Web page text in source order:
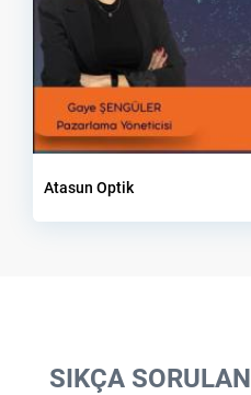
Atasun Optik
SIKÇA